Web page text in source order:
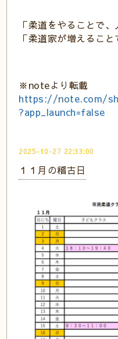
「柔道をやることで
「柔道家が増えるこ
※noteより転載
https://note.com/
?app_launch=false
2025-10-27 22:33:00
１１月の稽古日